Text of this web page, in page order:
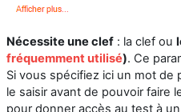
Nécessite une clef : la clef ou
fréquemment utilisé). Ce
Si vous spécifiez ici un mot de
le saisir avant de pouvoir faire
pour donner accès au test à un